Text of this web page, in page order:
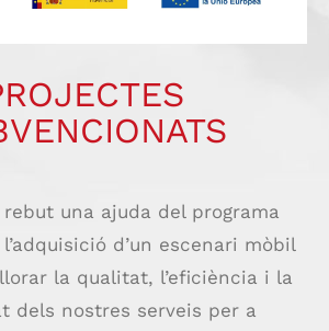
rebut una ajuda del programa
l’adquisició d’un escenari mòbil
la qualitat, l’eficiència i la
dels nostres serveis per a